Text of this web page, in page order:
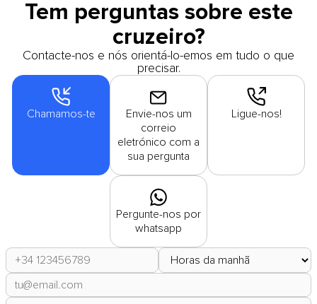
Tem perguntas sobre este
cruzeiro?
Contacte-nos e nós orientá-lo-emos em tudo o que
precisar.
Chamamos-te
Envie-nos um
correio
eletrónico com a
sua pergunta
Ligue-nos!
Pergunte-nos por
whatsapp